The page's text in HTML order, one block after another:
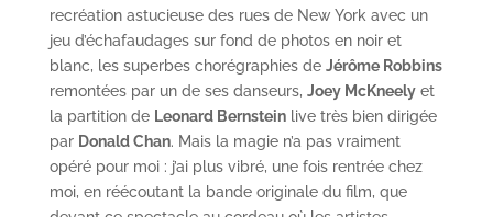
recréation astucieuse des rues de New York avec un
jeu d’échafaudages sur fond de photos en noir et
blanc, les superbes chorégraphies de Jérôme Robbins
remontées par un de ses danseurs, Joey McKneelyet
la partition de Leonard Bernsteinlive très bien dirigée
par Donald Chan. Mais la magie n’a pas vraiment
opéré pour moi : j’ai plus vibré, une fois rentrée chez
moi, en réécoutant la bande originale du film, que